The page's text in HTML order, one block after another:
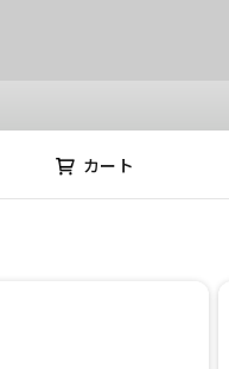
カート